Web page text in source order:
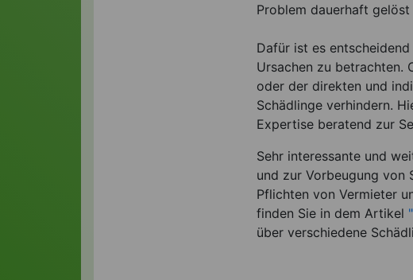
Problem dauerhaft
Dafür ist es
Ursachen zu betrachten.
oder der direkten und
Schädlinge verhindern.
Expertise beratend zur
Sehr interessante und
und zur Vorbeugung von
Pflichten von Vermieter
finden Sie in dem Artikel
über verschiedene